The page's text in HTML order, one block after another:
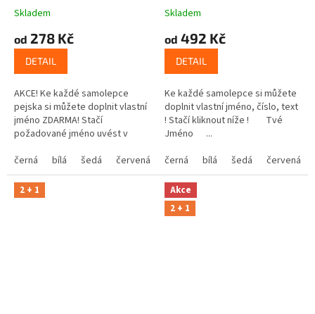
Skladem
od 278 Kč
DETAIL
AKCE! Ke každé samolepce
pejska si můžete doplnit vlastní
jméno ZDARMA! Stačí
požadované jméno uvést v
košíku.
černá bílá šedá červená modrá žlutá zelená růžová
Skladem
od 492 Kč
DETAIL
Ke každé samolepce si můžete
doplnit vlastní jméno, číslo, text
! Stačí kliknout níže ! Tvé
Jméno ...
černá
bílá šedá červená
2 + 1
Akce
2 + 1